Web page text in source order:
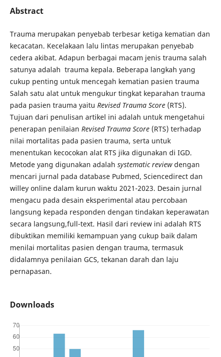
Abstract
Trauma merupakan penyebab terbesar ketiga kematian dan
kecacatan. Kecelakaan lalu lintas merupakan penyebab
cedera akibat. Adapun berbagai macam jenis trauma salah
satunya adalah trauma kepala. Beberapa langkah yang
cukup penting untuk mencegah kematian pasien trauma
Salah satu alat untuk mengukur tingkat keparahan trauma
pada pasien trauma yaitu Revised Trauma Score (RTS).
Tujuan dari penulisan artikel ini adalah untuk mengetahui
penerapan penilaian Revised Trauma Score(RTS) terhadap
nilai mortalitas pada pasien trauma, serta untuk
menentukan kecocokan alat RTS jika digunakan di IGD.
Metode yang digunakan adalah systematic reviewdengan
mencari jurnal pada database Pubmed, Sciencedirect dan
willey online dalam kurun waktu 2021-2023. Desain jurnal
mengacu pada desain eksperimental atau percobaan
langsung kepada responden dengan tindakan keperawatan
secara langsung,full-text. Hasil dari review ini adalah RTS
dibuktikan memiliki kemampuan yang cukup baik dalam
menilai mortalitas pasien dengan trauma, termasuk
didalamnya penilaian GCS, tekanan darah dan laju
pernapasan.
Downloads